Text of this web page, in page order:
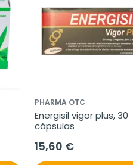
PHARMA OTC
Energisil vigor plus, 30
cápsulas
15,60 €